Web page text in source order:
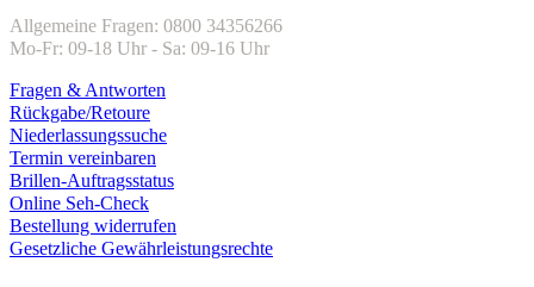
Allgemeine Fragen: 0800 34356266
Mo-Fr: 09-18 Uhr - Sa: 09-16 Uhr
Fragen & Antworten
Rückgabe/Retoure
Niederlassungssuche
Termin vereinbaren
Brillen-Auftragsstatus
Online Seh-Check
Bestellung widerrufen
Gesetzliche Gewährleistungsrechte